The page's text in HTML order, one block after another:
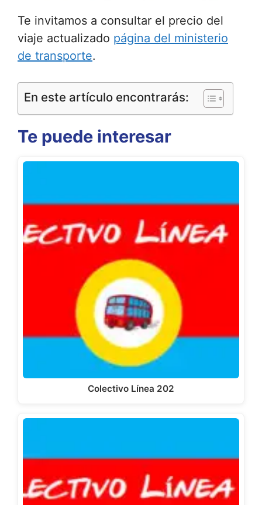
Te invitamos a consultar el precio del
viaje actualizado página del ministerio
de transporte.
En este artículo encontrarás:
Te puede interesar
Colectivo Línea 202